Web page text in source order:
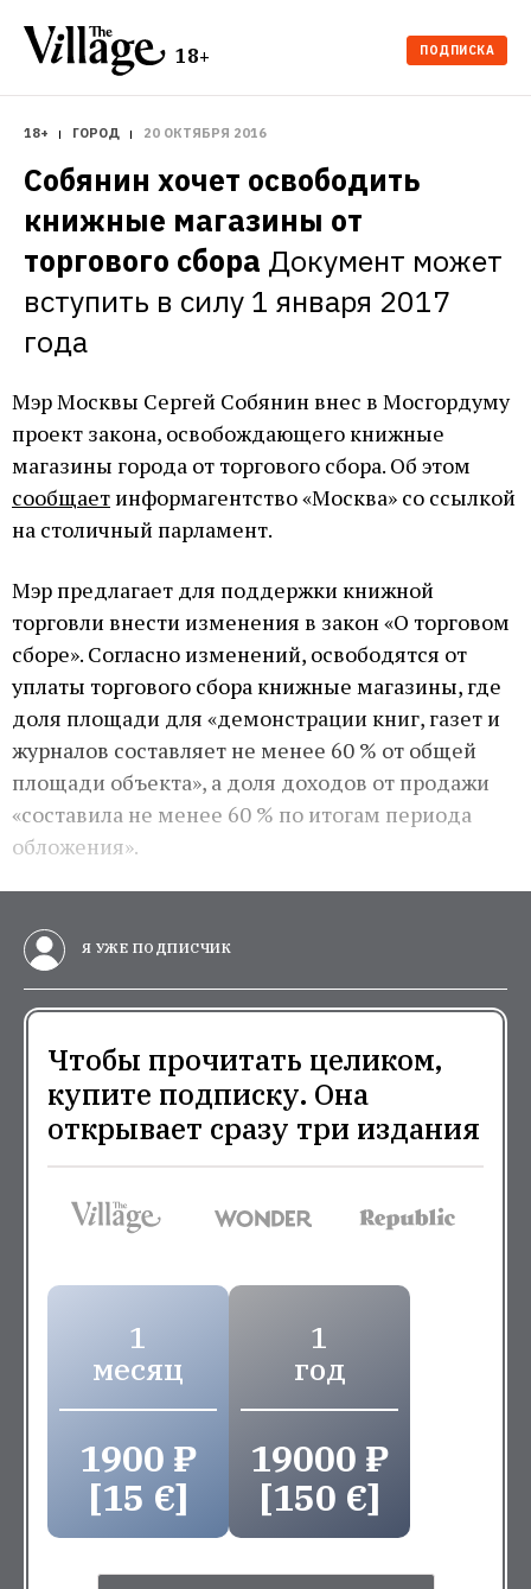
18+ ПОДПИСКА
18+ ГОРОД 20 ОКТЯБРЯ 2016
Собянин хочет освободить
книжные магазины от
торгового сбора Документ может
вступить в силу 1 января 2017
года
Мэр Москвы Сергей Собянин внес в Мосгордуму
проект закона, освобождающего книжные
магазины города от торгового сбора. Об этом
сообщаетинформагентство «Москва» со ссылкой
на столичный парламент.
Мэр предлагает для поддержки книжной
торговли внести изменения в закон «О торговом
сборе». Согласно изменений, освободятся от
уплаты торгового сбора книжные магазины, где
доля площади для «демонстрации книг, газет и
журналов составляет не менее 60 % от общей
площади объекта», а доля доходов от продажи
«составила не менее 60 % по итогам периода
обложения».
Я УЖЕ ПОДПИСЧИК
Чтобы прочитать целиком,
купите подписку. Она
открывает сразу три издания
1
месяц
1900 ₽
[15 €]
1
год
19000 ₽
[150 €]